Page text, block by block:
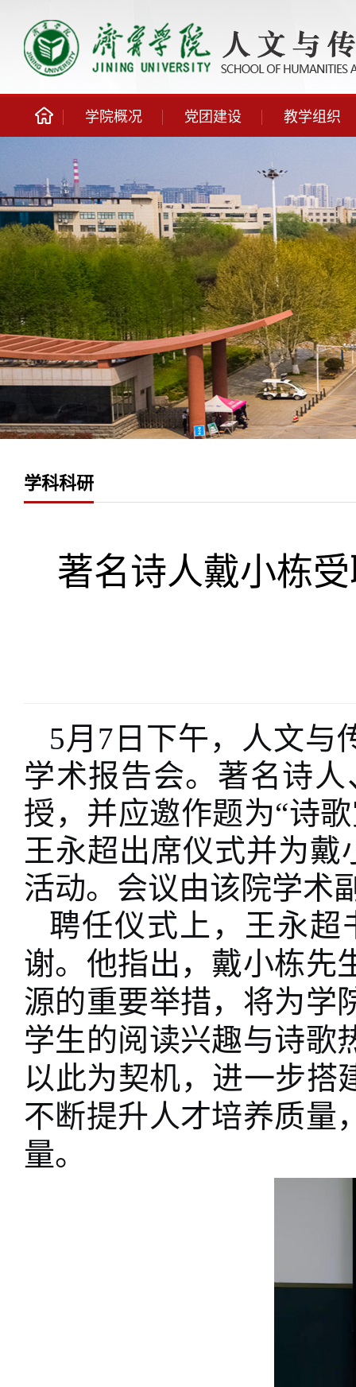
学院概况 党团建设 教学组织
学科科研
著名诗人戴小栋
5月7日下午，人文与
学术报告会。著名诗
授，并应邀作题为“诗
王永超出席仪式并为
活动。会议由该院学术
聘任仪式上，王永超
谢。他指出，戴小栋先
源的重要举措，将为学
学生的阅读兴趣与诗歌
以此为契机，进一步搭
不断提升人才培养质量
量。